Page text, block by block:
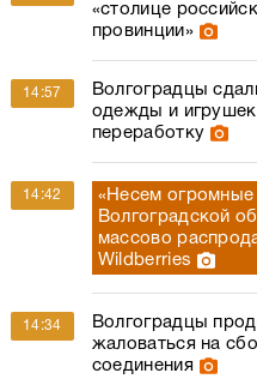
«столице
провинции»
14:57
Волгоградцы
одежды и игрушек
переработку
14:42
«Несем огромные
Волгоградской
массово
Wildberries
14:34
Волгоградцы
жаловаться на
соединения